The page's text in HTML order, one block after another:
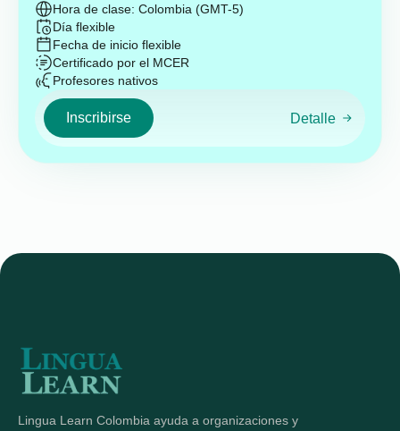
Hora de clase: Colombia (GMT-5)
Día flexible
Fecha de inicio flexible
Certificado por el MCER
Profesores nativos
Inscribirse Detalle
Lingua Learn Colombia ayuda a organizaciones y